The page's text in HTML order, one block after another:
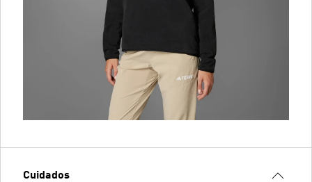
Cuidados